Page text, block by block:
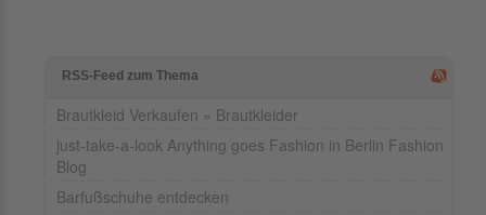
RSS-Feed zum Thema
Brautkleid Verkaufen » Brautkleider
just-take-a-look Anything goes Fashion in Berlin Fashion
Blog
Barfußschuhe entdecken